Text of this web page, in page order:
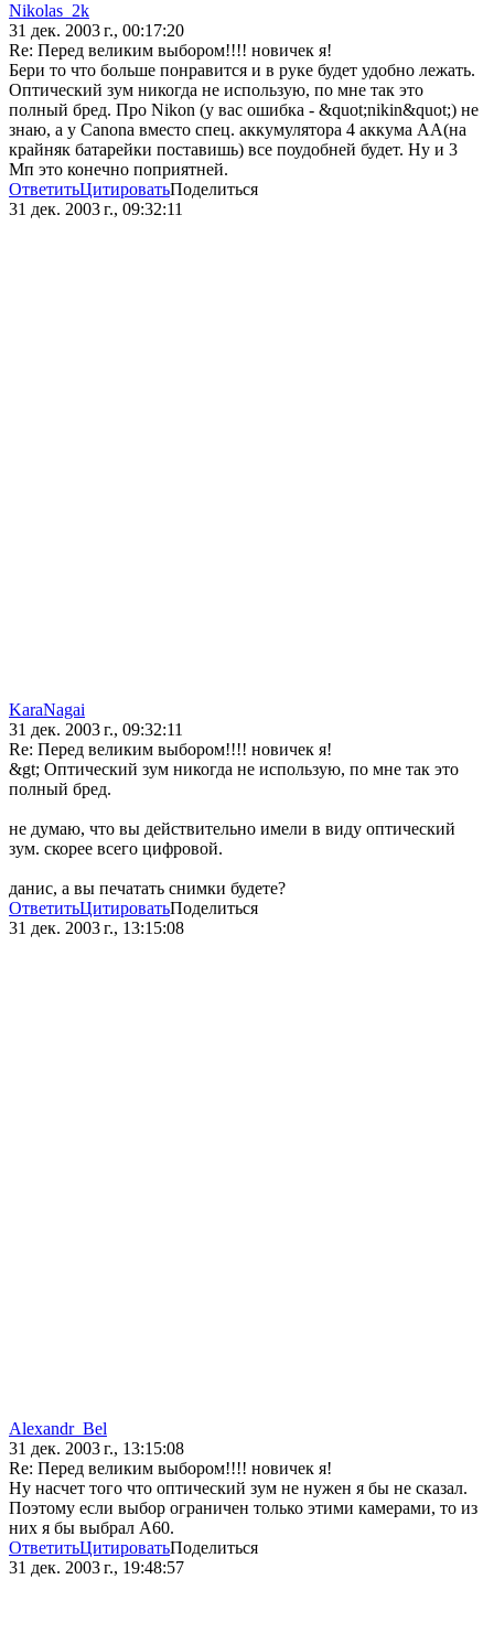
Nikolas_2k
31 дек. 2003 г., 00:17:20
Re: Перед великим выбором!!!! новичек я!
Бери то что больше понравится и в руке будет удобно лежать.
Оптический зум никогда не использую, по мне так это
полный бред. Про Nikon (у вас ошибка - &quot;nikin&quot;) не
знаю, а у Canona вместо спец. аккумулятора 4 аккума АА(на
крайняк батарейки поставишь) все поудобней будет. Ну и 3
Мп это конечно поприятней.
ОтветитьЦитироватьПоделиться
31 дек. 2003 г., 09:32:11
KaraNagai
31 дек. 2003 г., 09:32:11
Re: Перед великим выбором!!!! новичек я!
&gt; Оптический зум никогда не использую, по мне так это
полный бред.
не думаю, что вы действительно имели в виду оптический
зум. скорее всего цифровой.
данис, а вы печатать снимки будете?
ОтветитьЦитироватьПоделиться
31 дек. 2003 г., 13:15:08
Alexandr_Bel
31 дек. 2003 г., 13:15:08
Re: Перед великим выбором!!!! новичек я!
Ну насчет того что оптический зум не нужен я бы не сказал.
Поэтому если выбор ограничен только этими камерами, то из
них я бы выбрал А60.
ОтветитьЦитироватьПоделиться
31 дек. 2003 г., 19:48:57